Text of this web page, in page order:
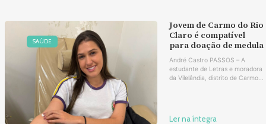
SAÚDE
Jovem de Carmo do Rio
Claro é compatível
para doação de medula
André Castro PASSOS – A
estudante de Letras e moradora
da Vilelândia, distrito de Carmo...
Ler na íntegra